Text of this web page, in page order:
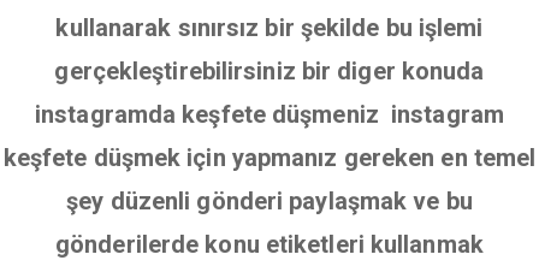
kullanarak sınırsız bir şekilde bu işlemi
gerçekleştirebilirsiniz bir diger konuda
instagramda keşfete düşmeniz instagram
keşfete düşmek için yapmanız gereken en temel
şey düzenli gönderi paylaşmak ve bu
gönderilerde konu etiketleri kullanmak